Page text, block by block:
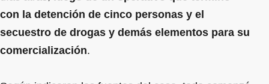
con la detención de cinco personas y el
secuestro de drogas y demás elementos para su
comercialización.